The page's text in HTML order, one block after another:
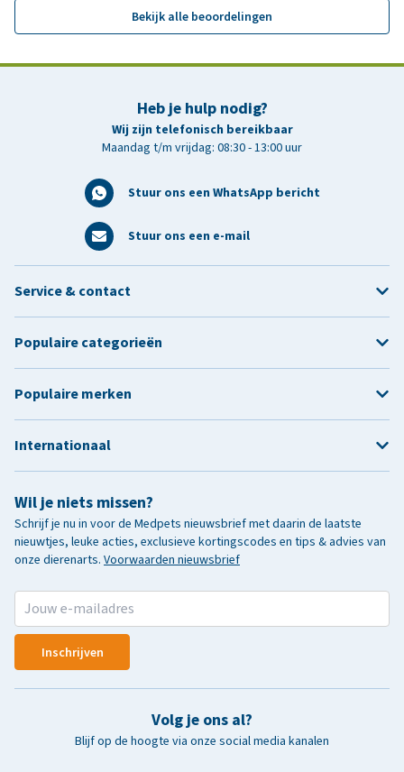
Bekijk alle beoordelingen
Heb je hulp nodig?
Wij zijn telefonisch bereikbaar
Maandag t/m vrijdag: 08:30 - 13:00 uur
Stuur ons een WhatsApp bericht
Stuur ons een e-mail
Wil je niets missen?
Schrijf je nu in voor de Medpets nieuwsbrief met daarin de laatste
nieuwtjes, leuke acties, exclusieve kortingscodes en tips & advies van
onze dierenarts. Voorwaarden nieuwsbrief
Inschrijven
Volg je ons al?
Blijf op de hoogte via onze social media kanalen
Service & contact
Populaire categorieën
Populaire merken
Internationaal